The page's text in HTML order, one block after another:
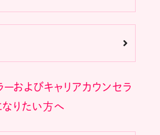
ーおよびキャリアカウンセラ
なりたい方へ